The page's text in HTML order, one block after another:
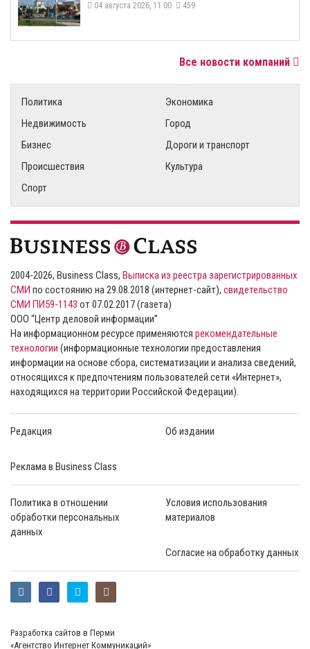
04 августа 2026, 11:00 459
Все новости компаний
Политика
Экономика
Недвижимость
Город
Бизнес
Дороги и транспорт
Происшествия
Культура
Спорт
2004-2026, Business Class, Выписка из реестра зарегистрированных
СМИ по состоянию на 29.08.2018 (интернет-сайт), свидетельство
СМИ ПИ59-1143 от 07.02.2017 (газета)
ООО “Центр деловой информации”
На информационном ресурсе применяются рекомендательные
технологии (информационные технологии предоставления
информации на основе сбора, систематизации и анализа сведений,
относящихся к предпочтениям пользователей сети «Интернет»,
находящихся на территории Российской Федерации).
Редакция Об издании
Реклама в Business Class
Политика в отношении
обработки персональных
данных
Условия использования
материалов
Согласие на обработку данных
Разработка сайтов в Перми
«Агентство Интернет Коммуникаций»